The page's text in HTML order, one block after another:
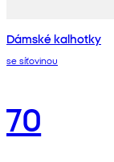
Dámské kalhotky
se síťovinou
70